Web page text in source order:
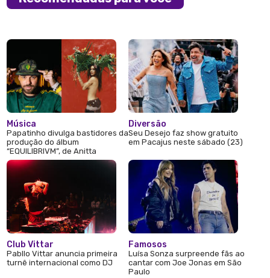
Música
Papatinho divulga bastidores da
produção do álbum
“EQUILIBRIVM”, de Anitta
Club Vittar
Pabllo Vittar anuncia primeira
turnê internacional como DJ
Diversão
Seu Desejo faz show gratuito
em Pacajus neste sábado (23)
Famosos
Luísa Sonza surpreende fãs ao
cantar com Joe Jonas em São
Paulo